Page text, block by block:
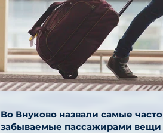
Во Внуково назвали самые часто
забываемые пассажирами вещи